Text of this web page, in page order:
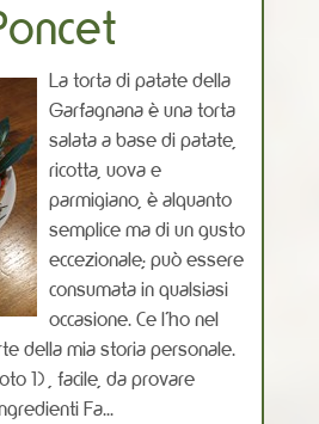
La torta di patate della
Garfagnana è una torta
salata a base di patate,
ricotta, uova e
parmigiano, è alquanto
semplice ma di un gusto
eccezionale; può essere
consumata in qualsiasi
occasione. Ce l’ho nel
della mia storia personale.
1) , facile, da provare
Fa...